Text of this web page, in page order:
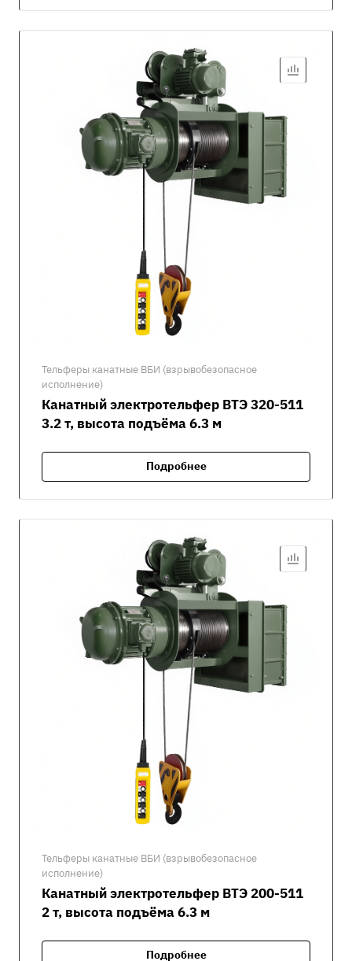
Тельферы канатные ВБИ (взрывобезопасное
исполнение)
Канатный электротельфер ВТЭ 320-511
3.2 т, высота подъёма 6.3 м
Подробнее
Тельферы канатные ВБИ (взрывобезопасное
исполнение)
Канатный электротельфер ВТЭ 200-511
2 т, высота подъёма 6.3 м
Подробнее